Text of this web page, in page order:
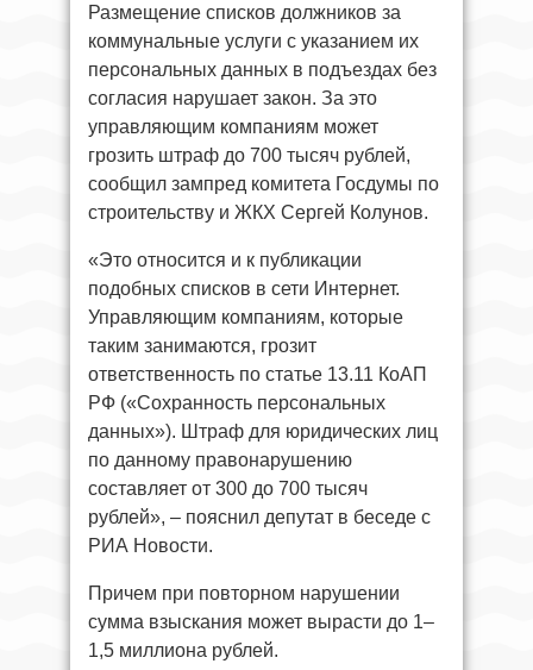
Размещение списков должников за
коммунальные услуги с указанием их
персональных данных в подъездах без
согласия нарушает закон. За это
управляющим компаниям может
грозить штраф до 700 тысяч рублей,
сообщил зампред комитета Госдумы по
строительству и ЖКХ Сергей Колунов.
«Это относится и к публикации
подобных списков в сети Интернет.
Управляющим компаниям, которые
таким занимаются, грозит
ответственность по статье 13.11 КоАП
РФ («Сохранность персональных
данных»). Штраф для юридических лиц
по данному правонарушению
составляет от 300 до 700 тысяч
рублей», – пояснил депутат в беседе с
РИА Новости.
Причем при повторном нарушении
сумма взыскания может вырасти до 1–
1,5 миллиона рублей.